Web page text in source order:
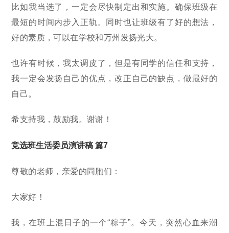
比如我当选了，一定会尽快制定出和实施。确保班级在
最短的时间内步入正轨。同时也让班级有了好的想法，
好的素质，可以在学校和万州发扬光大。
也许有时候，我太调皮了，但是有同学的信任和支持，
我一定会发扬自己的优点，改正自己的缺点，做最好的
自己。
希支持我，鼓励我。谢谢！
竞选班生活委员演讲稿 篇7
尊敬的老师，亲爱的同胞们：
大家好！
我，在班上混日子的一个“粽子”。今天，突然心血来潮